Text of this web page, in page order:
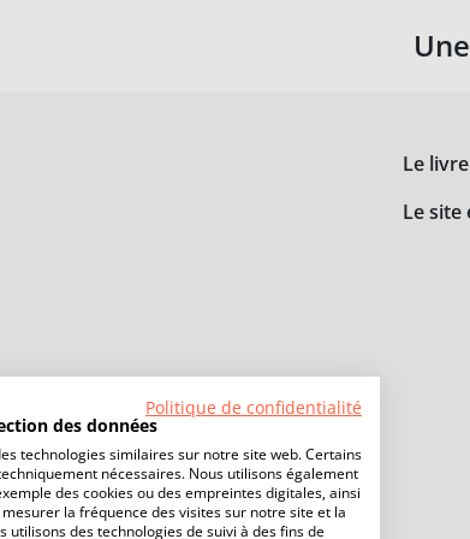
Le
Le
Politique de confidentialité
des données
technologies similaires sur notre site web. Certains
nécessaires. Nous utilisons également
des cookies ou des empreintes digitales, ainsi
la fréquence des visites sur notre site et la
utilisons des technologies de suivi à des fins de